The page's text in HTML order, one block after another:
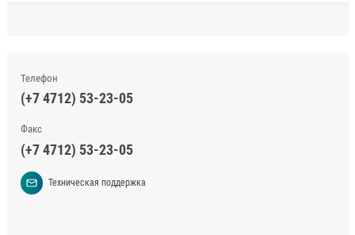
Телефон
(+7 4712) 53-23-05
Факс
(+7 4712) 53-23-05
Техническая поддержка